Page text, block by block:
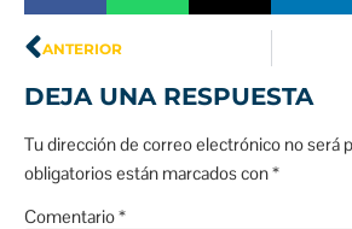
ANTERIOR
DEJA UNA RESPUESTA
Tu dirección de correo electrónico no será
obligatorios están marcados con*
Comentario*